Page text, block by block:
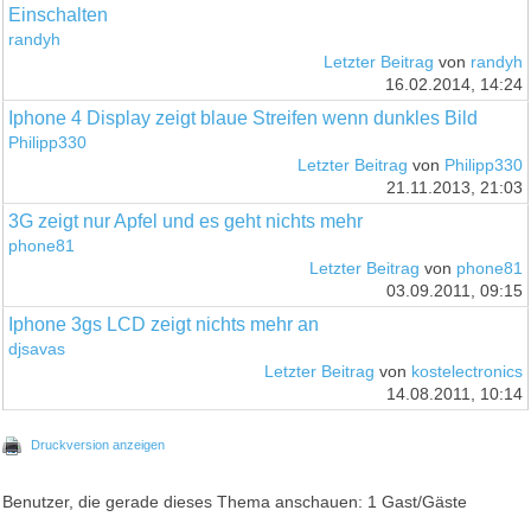
Einschalten
randyh
Letzter Beitrag von randyh
16.02.2014, 14:24
Iphone 4 Display zeigt blaue Streifen wenn dunkles Bild
Philipp330
Letzter Beitrag von Philipp330
21.11.2013, 21:03
3G zeigt nur Apfel und es geht nichts mehr
phone81
Letzter Beitrag von phone81
03.09.2011, 09:15
Iphone 3gs LCD zeigt nichts mehr an
djsavas
Letzter Beitrag von kostelectronics
14.08.2011, 10:14
Druckversion anzeigen
Benutzer, die gerade dieses Thema anschauen: 1 Gast/Gäste